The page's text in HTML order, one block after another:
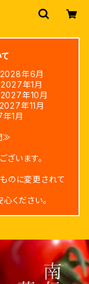
年6月
2027年1月
2027年10月
年11月
年1月
≫
います。
のに変更されて
ください。